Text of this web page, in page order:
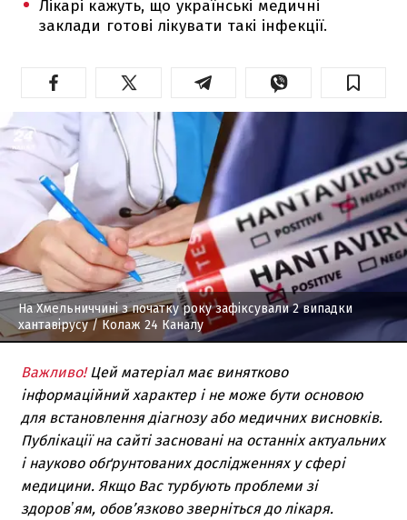
Лікарі кажуть, що українські медичні
заклади готові лікувати такі інфекції.
На Хмельниччині з початку року зафіксували 2 випадки
хантавірусу/ Колаж 24 Каналу
Важливо! Цей матеріал має винятково
інформаційний характер і не може бути основою
для встановлення діагнозу або медичних висновків.
Публікації на сайті засновані на останніх актуальних
і науково обґрунтованих дослідженнях у сфері
медицини. Якщо Вас турбують проблеми зі
здоровʼям, обов’язково зверніться до лікаря.